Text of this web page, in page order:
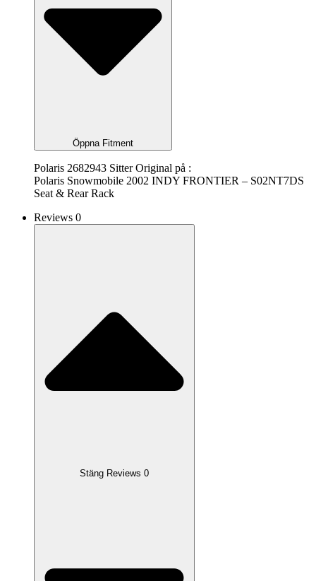
Öppna Fitment
Polaris 2682943 Sitter Original på :
Polaris Snowmobile 2002 INDY FRONTIER – S02NT7DS
Seat & Rear Rack
Reviews 0
Stäng Reviews 0